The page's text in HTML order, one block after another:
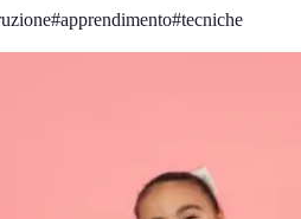
#apprendimento#tecniche